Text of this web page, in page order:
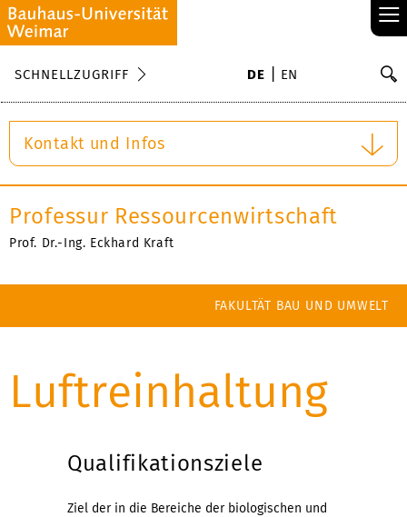
≡
SCHNELLZUGRIFF DE EN
Kontakt und Infos
Professur Ressourcenwirtschaft
Prof. Dr.-Ing. Eckhard Kraft
FAKULTÄT BAU UND UMWELT
Luftreinhaltung
Qualifikationsziele
Ziel der in die Bereiche der biologischen und